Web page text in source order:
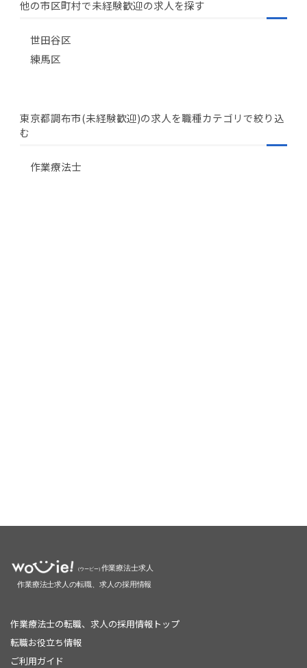
他の市区町村で未経験歓迎の求人を探す
世田谷区
練馬区
東京都調布市(未経験歓迎)の求人を職種カテゴリで絞り込
む
作業療法士
作業療法士の転職、求人の採用情報トップ
転職お役立ち情報
ご利用ガイド